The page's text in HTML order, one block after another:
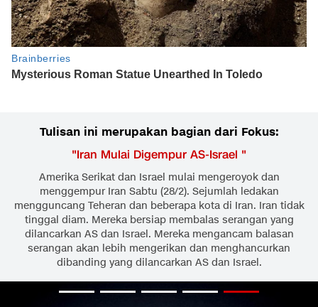
Tulisan ini merupakan bagian dari Fokus:
"Iran Mulai Digempur AS-Israel "
Amerika Serikat dan Israel mulai mengeroyok dan
menggempur Iran Sabtu (28/2). Sejumlah ledakan
mengguncang Teheran dan beberapa kota di Iran. Iran tidak
tinggal diam. Mereka bersiap membalas serangan yang
dilancarkan AS dan Israel. Mereka mengancam balasan
serangan akan lebih mengerikan dan menghancurkan
dibanding yang dilancarkan AS dan Israel.